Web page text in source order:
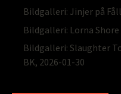
Bildgalleri: Jinjer på
Bildgalleri: Lorna
Bildgalleri: Slaughter
BK, 2026-01-30